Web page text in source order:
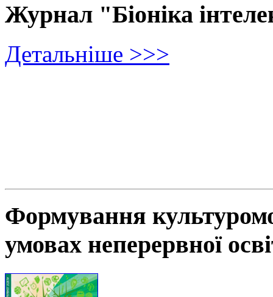
Журнал "Біоніка
Детальніше >>>
Формування
умовах неперервної